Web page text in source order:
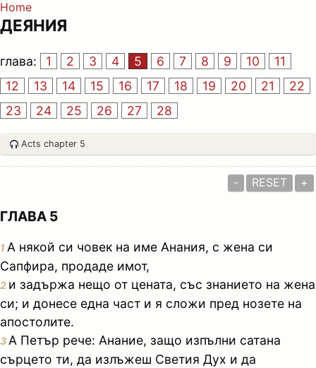
Home
ДЕЯНИЯ
глава: 1 2 3 4 5 6 7 8 9 10
11
12
13 14 15 16 17 18 19 20 21
22
23
24 25 26 27 28
Acts chapter 5
- RESET +
ГЛАВА 5
1 А някой си човек на име Анания, с жена си
Сапфира, продаде имот,
2 и задържа нещо от цената, със знанието на жена
си; и донесе една част и я сложи пред нозете на
апостолите.
3 А Петър рече: Анание, защо изпълни сатана
сърцето ти, да излъжеш Светия Дух и да